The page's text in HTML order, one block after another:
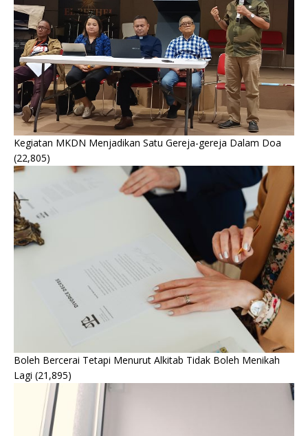
Kegiatan MKDN Menjadikan Satu Gereja-gereja Dalam Doa
(22,805)
Boleh Bercerai Tetapi Menurut Alkitab Tidak Boleh Menikah
Lagi (21,895)